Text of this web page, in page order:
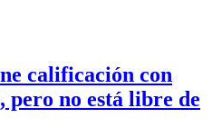
calificación con
pero no está libre de